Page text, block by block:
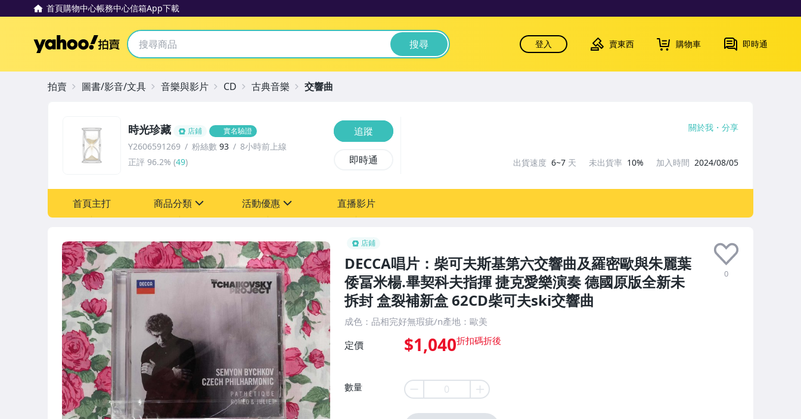
首頁購物中心帳務中心信箱App下載
Yahoo拍賣 搜尋 登入 賣東西 購物車 即時通
店鋪
DECCA唱片：柴可夫斯基第六交響曲及羅密歐與朱麗葉
倭冨米楊.畢契科夫指揮 捷克愛樂演奏 德國原版全新未
拆封 盒裂補新盒 62CD柴可夫ski交響曲
0
成色：品相完好無瑕疵/n產地：歐美
定價 $1,040
數量
時光珍藏 店鋪 實名驗證
Y2606591269 粉絲數 93
8小時前上線
正評 96.2% (49)
追蹤
即時通
關於我 分享
出貨速度 6~7 天 未出貨率 10% 加入時間 2024/08/05
首頁主打 商品分類 活動優惠
[全店] 週年慶
直播影片
拍賣 圖書/影音/文具 音樂與影片 CD 古典音樂 交響曲